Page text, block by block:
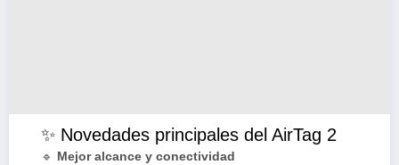
✨ Novedades principales del AirTag 2
🔹
Mejor alcance y conectividad